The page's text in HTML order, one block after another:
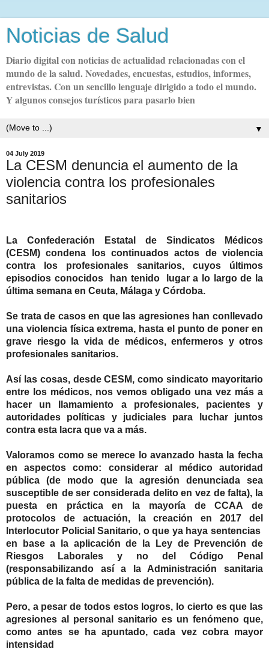
Noticias de Salud
Diario digital con noticias de actualidad relacionadas con el
mundo de la salud. Novedades, encuestas, estudios, informes,
entrevistas. Con un sencillo lenguaje dirigido a todo el mundo.
Y algunos consejos turísticos para pasarlo bien
▼
04 July 2019
La CESM denuncia el aumento de la
violencia contra los profesionales
sanitarios
La Confederación Estatal de Sindicatos Médicos
(CESM) condena los continuados actos de violencia
contra los profesionales sanitarios, cuyos últimos
episodios conocidos han tenido lugar a lo largo de la
última semana en Ceuta, Málaga y Córdoba.
Se trata de casos en que las agresiones han conllevado
una violencia física extrema, hasta el punto de poner en
grave riesgo la vida de médicos, enfermeros y otros
profesionales sanitarios.
Así las cosas, desde CESM, como sindicato mayoritario
entre los médicos, nos vemos obligado una vez más a
hacer un llamamiento a profesionales, pacientes y
autoridades políticas y judiciales para luchar juntos
contra esta lacra que va a más.
Valoramos como se merece lo avanzado hasta la fecha
en aspectos como: considerar al médico autoridad
pública (de modo que la agresión denunciada sea
susceptible de ser considerada delito en vez de falta), la
puesta en práctica en la mayoría de CCAA de
protocolos de actuación, la creación en 2017 del
Interlocutor Policial Sanitario, o que ya haya sentencias
en base a la aplicación de la Ley de Prevención de
Riesgos Laborales y no del Código Penal
(responsabilizando así a la Administración sanitaria
pública de la falta de medidas de prevención).
Pero, a pesar de todos estos logros, lo cierto es que las
agresiones al personal sanitario es un fenómeno que,
como antes se ha apuntado, cada vez cobra mayor
intensidad